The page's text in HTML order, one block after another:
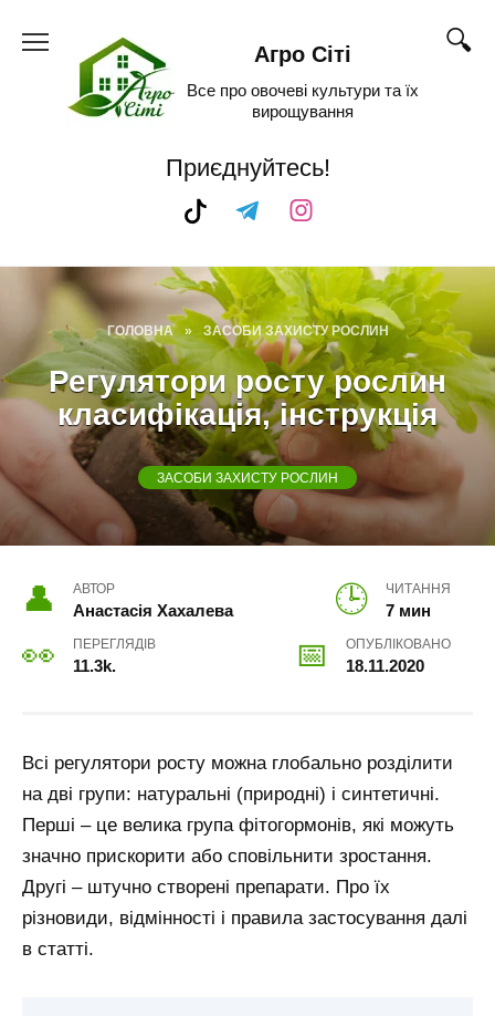
Агро Сіті
Все про овочеві культури та їх
вирощування
Приєднуйтесь!
ГОЛОВНА » ЗАСОБИ ЗАХИСТУ РОСЛИН
Регулятори росту рослин
класифікація, інструкція
ЗАСОБИ ЗАХИСТУ РОСЛИН
АВТОР
Анастасія Хахалева
ЧИТАННЯ
7 мин
ПЕРЕГЛЯДІВ
11.3k.
ОПУБЛІКОВАНО
18.11.2020
Всі регулятори росту можна глобально розділити
на дві групи: натуральні (природні) і синтетичні.
Перші – це велика група фітогормонів, які можуть
значно прискорити або сповільнити зростання.
Другі – штучно створені препарати. Про їх
різновиди, відмінності і правила застосування далі
в статті.